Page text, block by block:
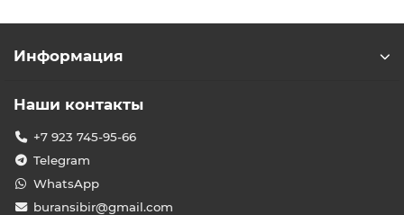
Информация
Наши контакты
+7 923 745-95-66
Telegram
WhatsApp
buransibir@gmail.com